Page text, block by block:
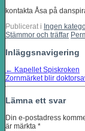
kontakta Åsa på
Publicerat i Ingen
Stämmor och träffar
Inläggsnavigering
← Kapellet Spiskroken
Zornmärket blir
Lämna ett svar
Din e-postadress
är märkta *